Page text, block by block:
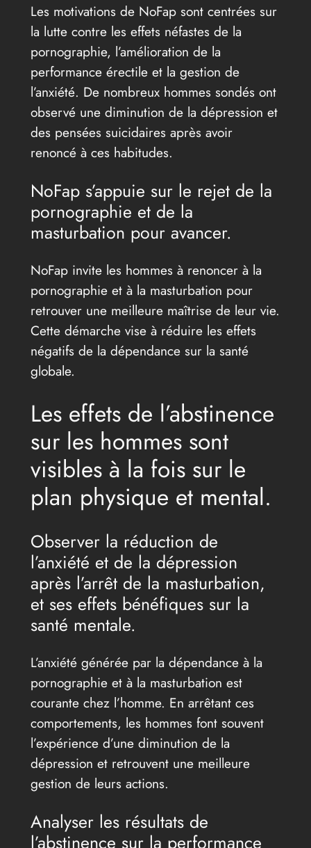
Les motivations de NoFap sont centrées sur
la lutte contre les effets néfastes de la
pornographie, l’amélioration de la
performance érectile et la gestion de
l’anxiété. De nombreux hommes sondés ont
observé une diminution de la dépression et
des pensées suicidaires après avoir
renoncé à ces habitudes.
NoFap s’appuie sur le rejet de la
pornographie et de la
masturbation pour avancer.
NoFap invite les hommes à renoncer à la
pornographie et à la masturbation pour
retrouver une meilleure maîtrise de leur vie.
Cette démarche vise à réduire les effets
négatifs de la dépendance sur la santé
globale.
Les effets de l’abstinence
sur les hommes sont
visibles à la fois sur le
plan physique et mental.
Observer la réduction de
l’anxiété et de la dépression
après l’arrêt de la masturbation,
et ses effets bénéfiques sur la
santé mentale.
L’anxiété générée par la dépendance à la
pornographie et à la masturbation est
courante chez l’homme. En arrêtant ces
comportements, les hommes font souvent
l’expérience d’une diminution de la
dépression et retrouvent une meilleure
gestion de leurs actions.
Analyser les résultats de
l’abstinence sur la performance